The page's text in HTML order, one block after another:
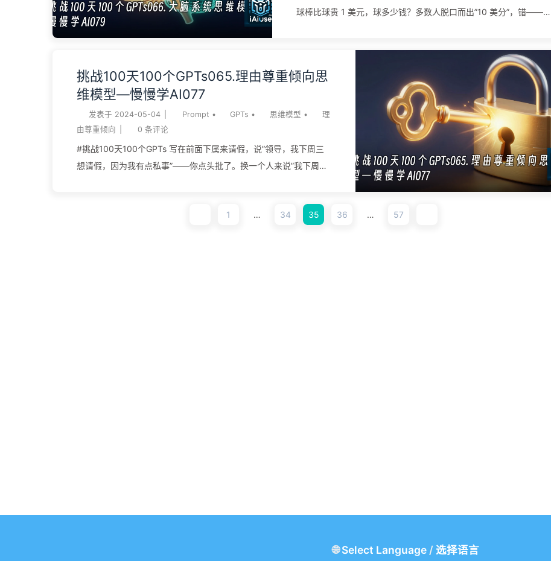
的是”先出现的数字、选项、信息，会不成比例地绑架你后续的判
断”。它由特沃斯基和卡尼曼 1974 年在《科学》（Science）那篇
（representativeness）、可得...
球棒比球贵 1 美元，球多少钱？多数人脱口而出”10 美分”，错——
为不会算，是因为大脑的快系统先甩了个”看起来对”的答案，慢系统
懒得出来验算。这就是”大脑系统思维模型”最日常的发作：你以为在
思考，其实快系统已经替你想完了。 大脑系统思维模型，说的是人
脑子里有两套思维模式并行：系统 1（System 1）快、自动、省力、
靠直觉，负责认脸、躲车、读完一句立刻懂意思；系统 2（System
2）慢、费力、有意识、靠推理，负责算税、下棋、核对合同条款。
这套框架在国内常被笼统记成”卡尼曼的双系统理论”，但有两层归属
必须先拆清楚。第一层，”系统 1/系统 2”这两个名字不是卡尼曼发明
那篇论文里提出来的，卡尼曼 2011 年写《思考，快与慢》时借来做
挑战100天100个GPTs065.理由尊重倾向思
维模型—慢慢学AI077
发表于 2024-05-04 Prompt • GPTs • 思维模型 •
理
由尊重倾向
0 条评论
#挑战100天100个GPTs 写在前面下属来请假，说”领导，我下周三
想请假，因为我有点私事”——你点头批了。换一个人来说”我下周三
易让你放行。这就是芒格说的第 24 条心理倾向在发作：人天生尊重”
1 … 34 35 36 … 57
🌐Select Language/ 选择语言